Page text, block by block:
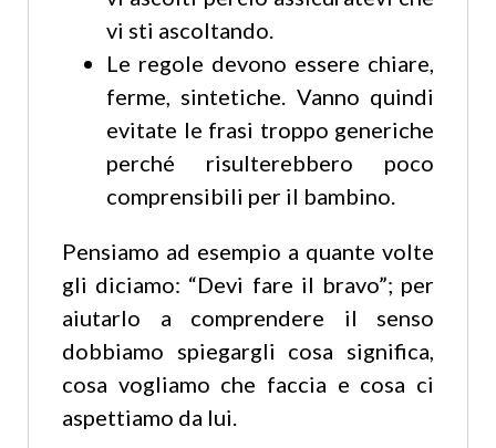
vi sti ascoltando.
Le regole devono essere chiare,
ferme, sintetiche. Vanno quindi
evitate le frasi troppo generiche
perché risulterebbero poco
comprensibili per il bambino.
Pensiamo ad esempio a quante volte
gli diciamo: “Devi fare il bravo”; per
aiutarlo a comprendere il senso
dobbiamo spiegargli cosa significa,
cosa vogliamo che faccia e cosa ci
aspettiamo da lui.